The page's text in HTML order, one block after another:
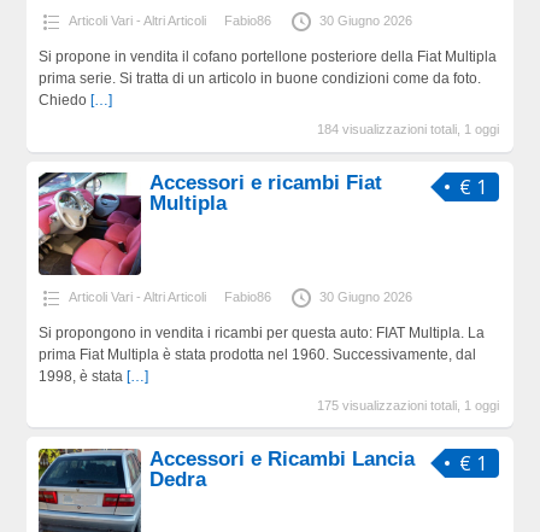
Articoli Vari - Altri Articoli Fabio86 30 Giugno 2026
Si propone in vendita il cofano portellone posteriore della Fiat Multipla
prima serie. Si tratta di un articolo in buone condizioni come da foto.
Chiedo […]
184 visualizzazioni totali, 1 oggi
€ 1
Accessori e ricambi Fiat
Multipla
Articoli Vari - Altri Articoli Fabio86 30 Giugno 2026
Si propongono in vendita i ricambi per questa auto: FIAT Multipla. La
prima Fiat Multipla è stata prodotta nel 1960. Successivamente, dal
1998, è stata […]
175 visualizzazioni totali, 1 oggi
€ 1
Accessori e Ricambi Lancia
Dedra